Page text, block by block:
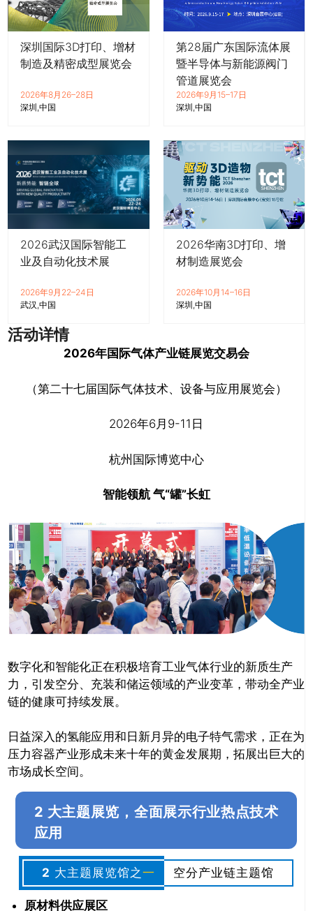
深圳国际3D打印、增材
制造及精密成型展览会
2026年8月26–28日
深圳 中国
第28届广东国际流体展
暨半导体与新能源阀门
管道展览会
2026年9月15–17日
深圳 中国
2026武汉国际智能工
业及自动化技术展
2026年9月22–24日
武汉 中国
2026华南3D打印、增
材制造展览会
2026年10月14–16日
深圳 中国
活动详情
2026年国际气体产业链展览交易会
（第二十七届国际气体技术、设备与应用展览会）
2026年6月9-11日
杭州国际博览中心
智能领航 气“罐”长虹
数字化和智能化正在积极培育工业气体行业的新质生产
力，引发空分、充装和储运领域的产业变革，带动全产业
链的健康可持续发展。
日益深入的氢能应用和日新月异的电子特气需求，正在为
压力容器产业形成未来十年的黄金发展期，拓展出巨大的
市场成长空间。
2 大主题展览，全面展示行业热点技术
应用
2 大主题展览馆之一 空分产业链主题馆
原材料供应展区